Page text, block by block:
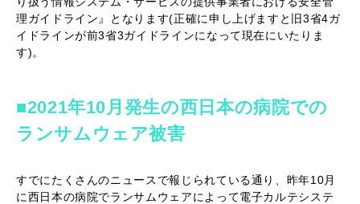
理ガイドライン』となります(正確に申し上げますと旧3省4ガ
イドラインが前3省3ガイドラインになって現在にいたりま
す)。
■2021年10月発生の西日本の病院での
ランサムウェア被害
すでにたくさんのニュースで報じられている通り、昨年10月
に西日本の病院でランサムウェアによって電子カルテシステ